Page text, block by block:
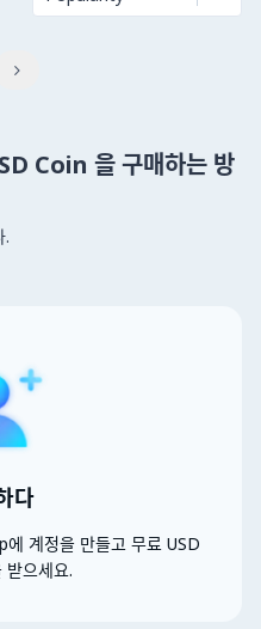

Coin 을 구매하는 방
.
다
계정을 만들고 무료 USD
으세요.